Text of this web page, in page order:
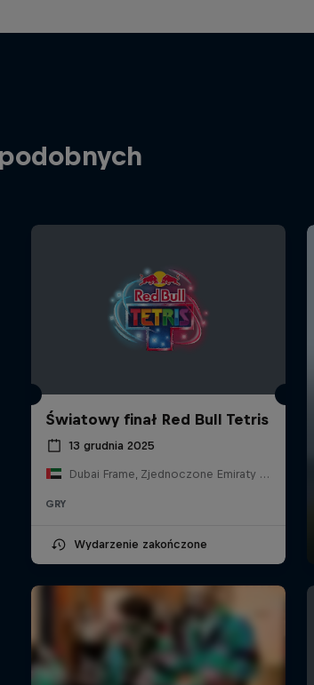
Światowy finał Red Bull Tetris
13 grudnia 2025
Dubai Frame, Zjednoczone Emiraty Arabskie
GRY
Wydarzenie zakończone